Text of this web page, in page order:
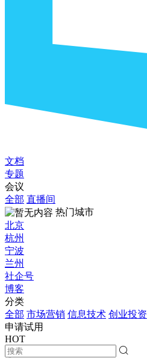
文档
专题
会议
全部 直播间
热门城市
北京
杭州
宁波
兰州
社企号
博客
分类
全部 市场营销 信息技术 创业投资
申请试用
HOT